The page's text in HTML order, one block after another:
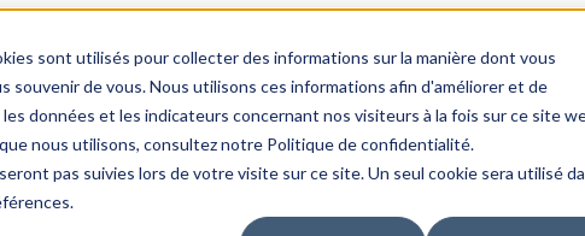
sont utilisés pour collecter des informations sur la manière dont vous
de vous. Nous utilisons ces informations afin d'améliorer et de
données et les indicateurs concernant nos visiteurs à la fois sur ce site
nous utilisons, consultez notre Politique de confidentialité.
pas suivies lors de votre visite sur ce site. Un seul cookie sera utilisé